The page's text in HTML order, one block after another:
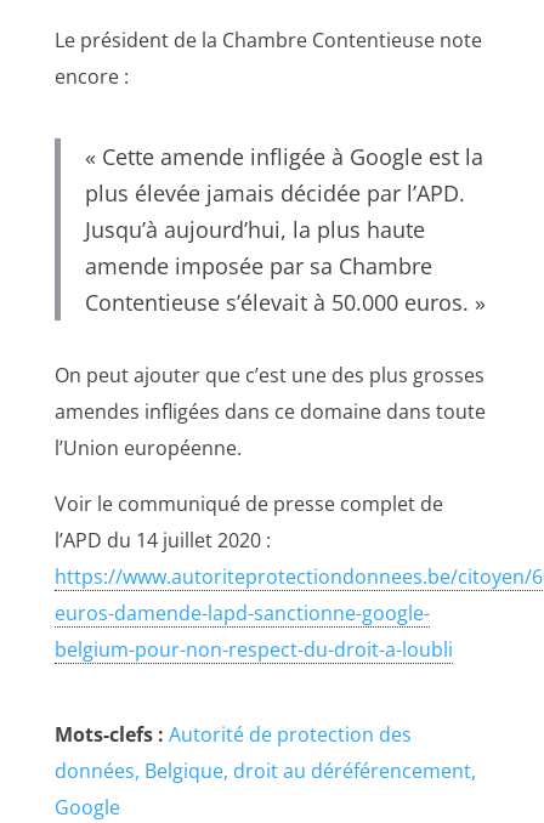
Le président de la Chambre Contentieuse note
encore :
« Cette amende infligée à Google est la
plus élevée jamais décidée par l’APD.
Jusqu’à aujourd’hui, la plus haute
amende imposée par sa Chambre
Contentieuse s’élevait à 50.000 euros. »
On peut ajouter que c’est une des plus grosses
amendes infligées dans ce domaine dans toute
l’Union européenne.
Voir le communiqué de presse complet de
l’APD du 14 juillet 2020 :
https://www.autoriteprotectiondonnees.be/citoyen/
euros-damende-lapd-sanctionne-google-
belgium-pour-non-respect-du-droit-a-loubli
Mots-clefs : Autorité de protection des
données Belgique droit au déréférencement
Google